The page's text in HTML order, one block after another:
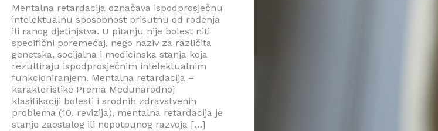
Mentalna retardacija označava ispodprosječnu
intelektualnu sposobnost prisutnu od rođenja
ili ranog djetinjstva. U pitanju nije bolest niti
specifični poremećaj, nego naziv za različita
genetska, socijalna i medicinska stanja koja
rezultiraju ispodprosječnim intelektualnim
funkcioniranjem. Mentalna retardacija –
karakteristike Prema Međunarodnoj
klasifikaciji bolesti i srodnih zdravstvenih
problema (10. revizija), mentalna retardacija je
stanje zaostalog ili nepotpunog razvoja […]